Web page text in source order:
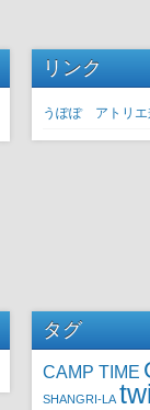
リンク
うぽぽ アトリエ
タグ
CAMP TIME
SHANGRI-LA